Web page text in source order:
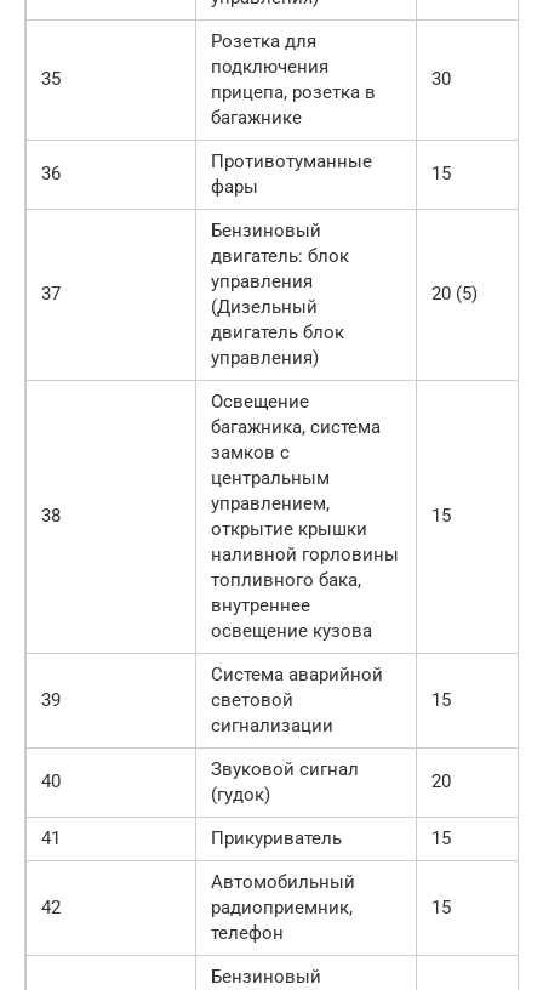
35
Розетка для
подключения
прицепа, розетка в
багажнике
30
36
Противотуманные
фары
15
37
Бензиновый
двигатель: блок
управления
(Дизельный
двигатель блок
управления)
20 (5)
38
Освещение
багажника, система
замков с
центральным
управлением,
открытие крышки
наливной горловины
топливного бака,
внутреннее
освещение кузова
15
39
Система аварийной
световой
сигнализации
15
40
Звуковой сигнал
(гудок)
20
41 Прикуриватель 15
42
Автомобильный
радиоприемник,
телефон
15
Бензиновый